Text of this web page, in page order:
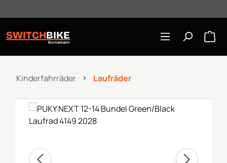
SWITCHBIKE
Bornemann
Kinderfahrräder Laufräder
Bildergalerie überspringen